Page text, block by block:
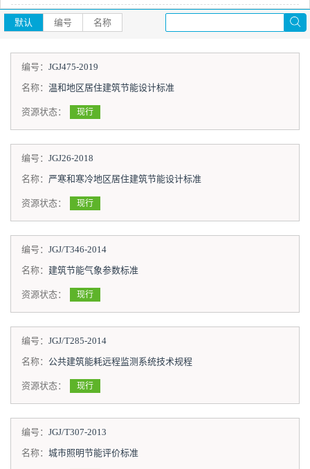
默认 编号 名称
编号： JGJ475-2019
名称： 温和地区居住建筑节能设计标准
资源状态： 现行
编号： JGJ26-2018
名称： 严寒和寒冷地区居住建筑节能设计标准
资源状态： 现行
编号： JGJ/T346-2014
名称： 建筑节能气象参数标准
资源状态： 现行
编号： JGJ/T285-2014
名称： 公共建筑能耗远程监测系统技术规程
资源状态： 现行
编号： JGJ/T307-2013
名称： 城市照明节能评价标准